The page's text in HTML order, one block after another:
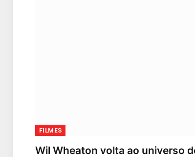
FILMES
Wil Wheaton volta ao universo